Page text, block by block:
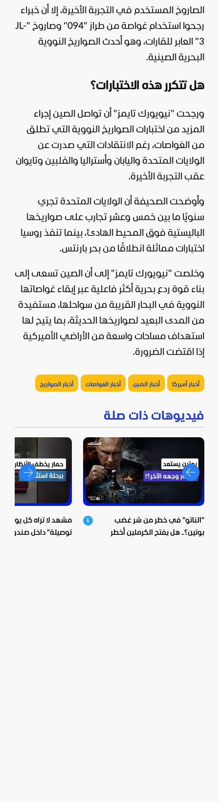
الصاروخ المستخدم في التجربة الأخيرة، إلا أن خبراء
رجحوا استخدام غواصة من طراز "094" وصاروخ "JL-
3" العابر للقارات، وهو أحدث الصواريخ النووية
البحرية الصينية.
هل تتكرر هذه الاختبارات؟
ورجحت "نيويورك تايمز" أن تواصل الصين إجراء
المزيد من اختبارات الصواريخ النووية التي تطلق
من الغواصات، رغم الانتقادات التي صدرت عن
الولايات المتحدة واليابان وأستراليا والفلبين وتايوان
عقب التجربة الأخيرة.
وأوضحت الصحيفة أن الولايات المتحدة تجري
سنويًا ما بين خمس وعشر تجارب على صواريخها
الباليستية فوق المحيط الهادئ، بينما تنفذ روسيا
اختبارات مماثلة انطلاقًا من بحر بارنتس.
وخلصت "نيويورك تايمز" إلى أن الصين تسعى إلى
بناء قوة ردع بحرية أكثر فاعلية عبر إبقاء غواصاتها
النووية في البحار القريبة من سواحلها، مستفيدة
من المدى البعيد لصواريخها الحديثة، بما يتيح لها
استهداف مساحات واسعة من الأراضي الأميركية
إذا اقتضت الضرورة.
أخبار أميركا أخبار الصين أخبار الغواصات أخبار الصواريخ
فيديوهات ذات صلة
"الناتو" في خطر من شر غضب
بوتين؟.. هل يفتح الكرملين أخطر
مشهد لا تراه كل يوم..
توصيلة" داخل صندوق